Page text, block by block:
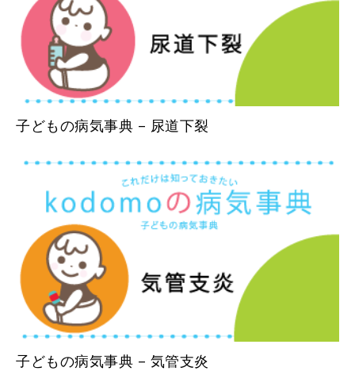
子どもの病気事典 – 尿道下裂
子どもの病気事典 – 気管支炎